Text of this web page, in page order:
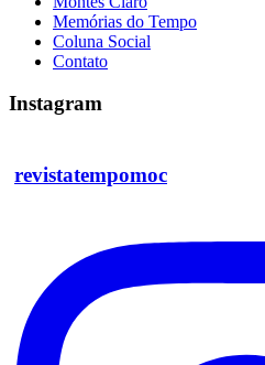
Memórias do Tempo
Coluna Social
Contato
Instagram
revistatempomoc